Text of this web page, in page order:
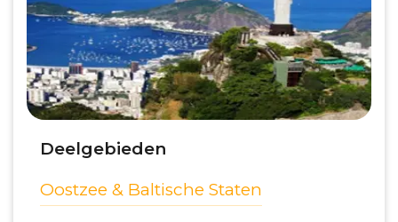
Deelgebieden
Oostzee & Baltische Staten